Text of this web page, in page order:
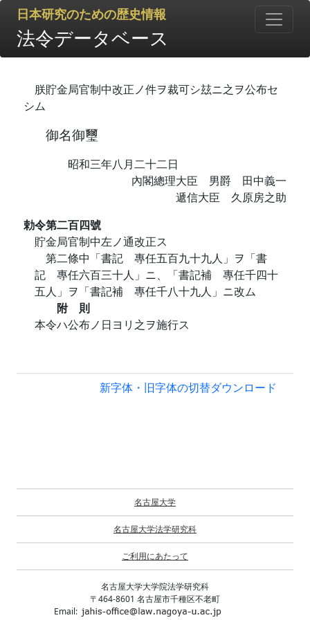
日本研究のための歴史情報
法令データベース
朕貯金局官制中改正ノ件ヲ裁可シ玆ニ之ヲ公布セ
シム
御名御璽
昭和三年八月二十二日
內閣總理大臣 男爵 田中義一
遞信大臣 久原房之助
勅令第二百四號
貯金局官制中左ノ通改正ス
第二條中「書記 專任五百九十九人」ヲ「書
記 專任六百三十人」ニ、「書記補 專任千四十
五人」ヲ「書記補 專任千八十九人」ニ改ム
附 則
本令ハ公布ノ日ヨリ之ヲ施行ス
新字体・旧字体の切替ダウンロード
名古屋大学
名古屋大学法学研究科
ご利用にあたって
名古屋大学大学院法学研究科
〒464-8601 名古屋市千種区不老町
Email: